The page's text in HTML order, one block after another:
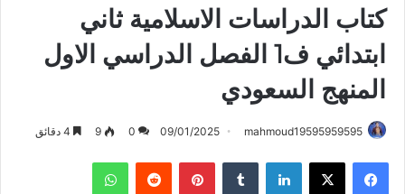
كتاب الدراسات الاسلامية ثاني
ابتدائي ف1 الفصل الدراسي الاول
المنهج السعودي
mahmoud19595959595
09/01/2025
0
9
فيسبوك X لينكدإن بينتيريست واتساب